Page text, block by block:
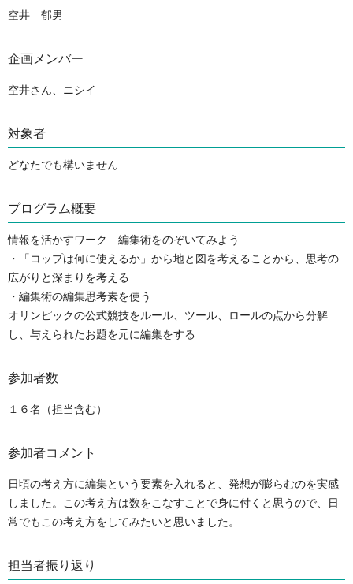
空井 郁男
企画メンバー
空井さん、ニシイ
対象者
どなたでも構いません
プログラム概要
情報を活かすワーク　編集術をのぞいてみよう
・「コップは何に使えるか」から地と図を考えることから、思考の
広がりと深まりを考える
・編集術の編集思考素を使う
オリンピックの公式競技をルール、ツール、ロールの点から分解
し、与えられたお題を元に編集をする
参加者数
１６名（担当含む）
参加者コメント
日頃の考え方に編集という要素を入れると、発想が膨らむのを実感
しました。この考え方は数をこなすことで身に付くと思うので、日
常でもこの考え方をしてみたいと思いました。
担当者振り返り